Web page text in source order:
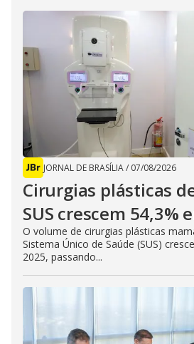
JORNAL DE BRASÍLIA/ 07/08/2026
Cirurgias plásticas
SUS crescem 54,3%
O volume de cirurgias plásticas
Sistema Único de Saúde (SUS)
2025, passando...